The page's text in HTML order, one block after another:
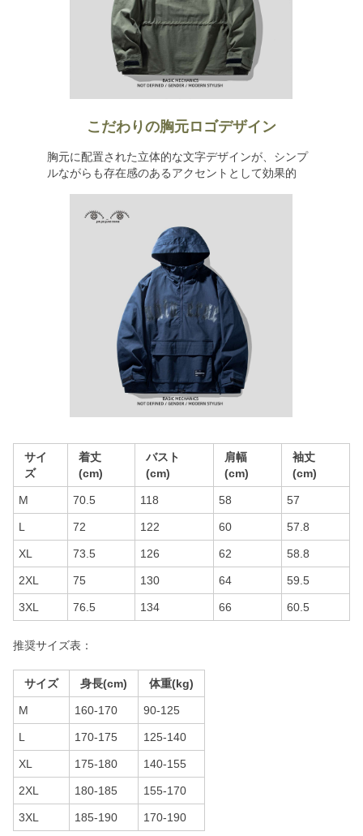
こだわりの胸元ロゴデザイン
胸元に配置された立体的な文字デザインが、シンプ
ルながらも存在感のあるアクセントとして効果的
サイ
ズ
着丈
(cm)
バスト
(cm)
肩幅
(cm)
袖丈
(cm)
M 70.5 118 58 57
L 72 122 60 57.8
XL 73.5 126 62 58.8
2XL 75 130 64 59.5
3XL 76.5 134 66 60.5
推奨サイズ表：
サイズ 身長(cm) 体重(kg)
M 160-170 90-125
L 170-175 125-140
XL 175-180 140-155
2XL 180-185 155-170
3XL 185-190 170-190